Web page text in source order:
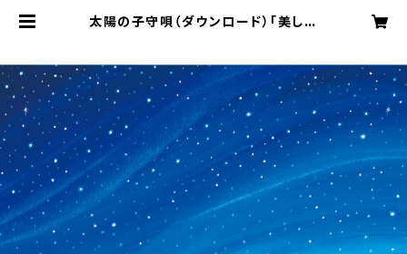
太陽の子守唄（ダウンロード）「美しの